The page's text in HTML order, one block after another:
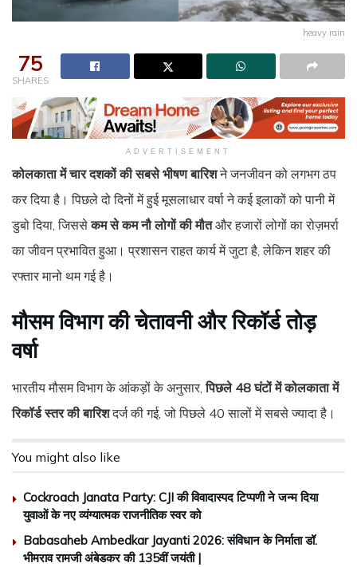
heavy rain
75
SHARES
ADVERTISEMENT
कोलकाता में चार दशकों की सबसे भीषण बारिशने जनजीवन को लगभग ठप
कर दिया है। पिछले दो दिनों में हुई मूसलाधार वर्षा ने कई इलाकों को पानी में
डुबो दिया, जिससेकम से कम नौ लोगों की मौतऔर हजारों लोगों का रोज़मर्रा
का जीवन प्रभावित हुआ। प्रशासन राहत कार्य में जुटा है, लेकिन शहर की
रफ्तार मानो थम गई है।
मौसम विभाग की चेतावनी और रिकॉर्ड तोड़
वर्षा
भारतीय मौसम विभाग के आंकड़ों के अनुसार,पिछले 48 घंटों में कोलकाता में
रिकॉर्ड स्तर की बारिशदर्ज की गई, जो पिछले 40 सालों में सबसे ज्यादा है।
You might also like
Cockroach Janata Party: CJI की विवादास्पद टिप्पणी ने जन्म दिया
युवाओं के नए व्यंग्यात्मक राजनीतिक स्वर को
Babasaheb Ambedkar Jayanti 2026: संविधान के निर्माता डॉ.
भीमराव रामजी अंबेडकर की 135वीं जयंती |